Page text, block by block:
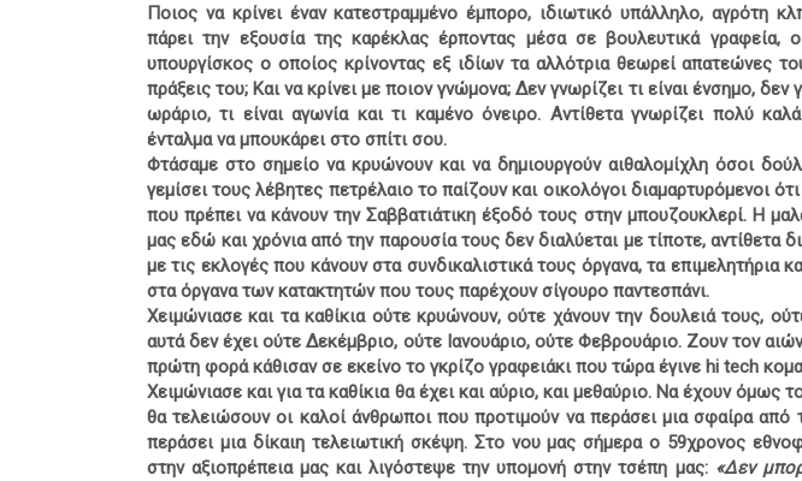
Ποιος να κρίνει έναν κατεστραμμένο έμπορο, ιδιωτικό υπάλληλο, αγρότη
πάρει την εξουσία της καρέκλας έρποντας μέσα σε βουλευτικά γραφεία,
υπουργίσκος ο οποίος κρίνοντας εξ ιδίων τα αλλότρια θεωρεί απατεώνες
πράξεις του; Και να κρίνει με ποιον γνώμονα; Δεν γνωρίζει τι είναι ένσημο, δεν
ωράριο, τι είναι αγωνία και τι καμένο όνειρο. Αντίθετα γνωρίζει πολύ
ένταλμα να μπουκάρει στο σπίτι σου.
Φτάσαμε στο σημείο να κρυώνουν και να δημιουργούν αιθαλομίχλη όσοι
γεμίσει τους λέβητες πετρέλαιο το παίζουν και οικολόγοι διαμαρτυρόμενοι
που πρέπει να κάνουν την Σαββατιάτικη έξοδό τους στην μπουζουκλερί. Η
μας εδώ και χρόνια από την παρουσία τους δεν διαλύεται με τίποτε, αντίθετα
με τις εκλογές που κάνουν στα συνδικαλιστικά τους όργανα, τα επιμελητήρια
στα όργανα των κατακτητών που τους παρέχουν σίγουρο παντεσπάνι.
Χειμώνιασε και τα καθίκια ούτε κρυώνουν, ούτε χάνουν την δουλειά τους,
αυτά δεν έχει ούτε Δεκέμβριο, ούτε Ιανουάριο, ούτε Φεβρουάριο. Ζουν τον
πρώτη φορά κάθισαν σε εκείνο το γκρίζο γραφειάκι που τώρα έγινε hi tech
Χειμώνιασε και για τα καθίκια θα έχει και αύριο, και μεθαύριο. Να έχουν όμως
θα τελειώσουν οι καλοί άνθρωποι που προτιμούν να περάσει μια σφαίρα
περάσει μια δίκαιη τελειωτική σκέψη. Στο νου μας σήμερα ο 59χρονος
στην αξιοπρέπεια μας και λιγόστεψε την υπομονή στην τσέπη μας:«Δεν